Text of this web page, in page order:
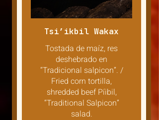
Tsi’ikbil Wakax
Tostada de maíz, res
deshebrado en
“Tradicional salpicon”. /
Fried corn tortilla,
shredded beef Píibil,
“Traditional Salpicon”
salad.